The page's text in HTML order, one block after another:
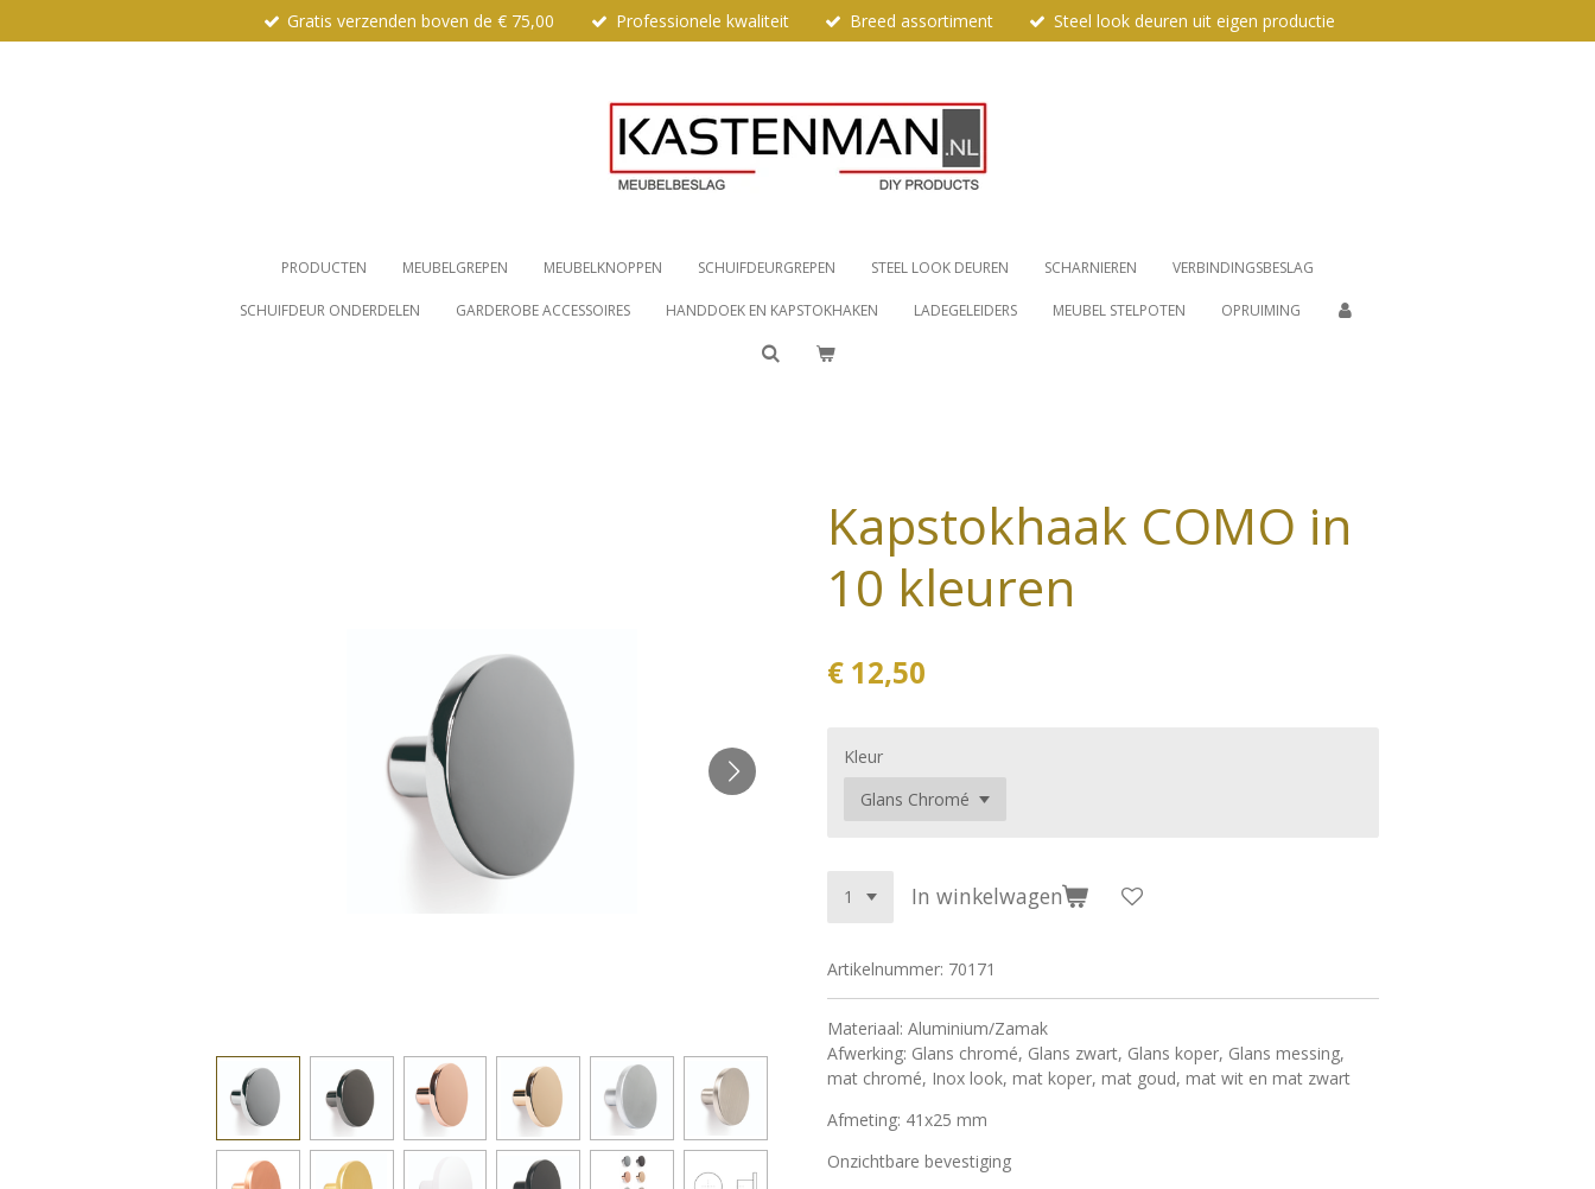
direct
Gratis verzenden boven de € 75,00 Professionele kwaliteit Breed assortiment Steel look deuren uit eigen productie
PRODUCTEN MEUBELGREPEN MEUBELKNOPPEN SCHUIFDEURGREPEN STEEL LOOK DEUREN SCHARNIEREN VERBINDINGSBESLAG
SCHUIFDEUR ONDERDELEN GARDEROBE ACCESSOIRES HANDDOEK EN KAPSTOKHAKEN LADEGELEIDERS MEUBEL STELPOTEN OPRUIMING
Kapstokhaak COMO in
10 kleuren
€ 12,50
Kleur
In winkelwagen
Artikelnummer: 70171
Materiaal: Aluminium/Zamak
Afwerking: Glans chromé, Glans zwart, Glans koper, Glans messing,
mat chromé, Inox look, mat koper, mat goud, mat wit en mat zwart
Afmeting: 41x25 mm
Onzichtbare bevestiging